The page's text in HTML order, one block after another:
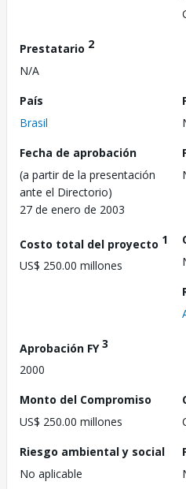
Prestatario 2
N/A
País
Brasil
Fecha de aprobación
(a partir de la presentación
ante el Directorio)
27 de enero de 2003
Costo total del proyecto 1
US$ 250.00 millones
Aprobación FY3
2000
Monto del Compromiso
US$ 250.00 millones
Riesgo ambiental y social
No aplicable